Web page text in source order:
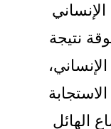
نتيجة
الهائل